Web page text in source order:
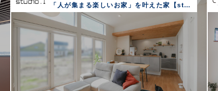
こだわりと性能が詰まったサボテンスタイルの家【COZY】